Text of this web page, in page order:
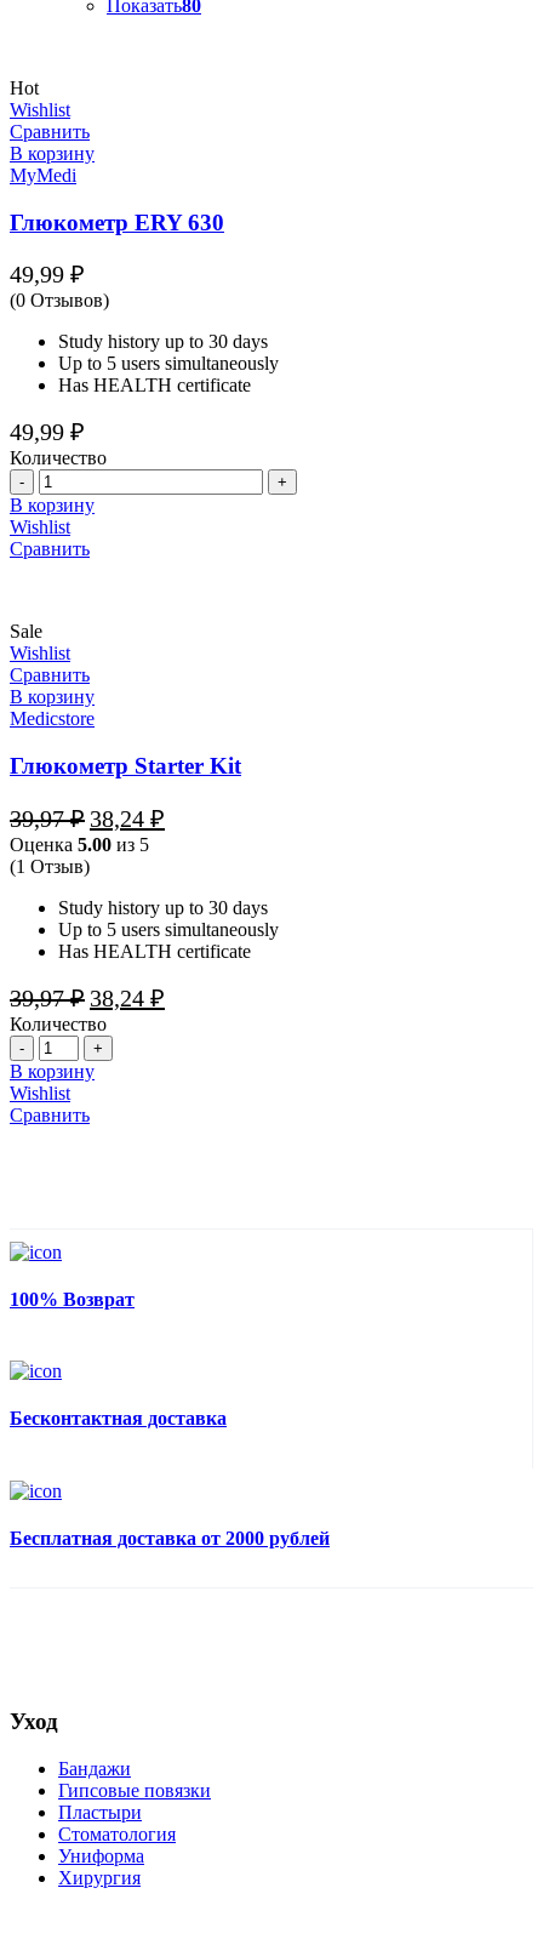
Показать80
Hot
Wishlist
Сравнить
В корзину
MyMedi
Глюкометр ERY 630
49,99 ₽
(0 Отзывов)
Study history up to 30 days
Up to 5 users simultaneously
Has HEALTH certificate
49,99 ₽
Количество
Количество
В корзину
Wishlist
Сравнить
Sale
Wishlist
Сравнить
В корзину
Medicstore
Глюкометр Starter Kit
39,97₽ Первоначальная
цена
составляла
38,24 ₽
цена:
Оценка 5.00 из 5
(1 Отзыв)
Study history up to 30 days
Up to 5 users simultaneously
Has HEALTH certificate
39,97₽ Первоначальная
цена
составляла
39,97 ₽.
38,24 ₽
цена:
Количество
Количество
В корзину
Wishlist
Сравнить
100% Возврат
Бесконтактная доставка
Бесплатная доставка от 2000 рублей
Уход
Бандажи
Гипсовые повязки
Пластыри
Стоматология
Униформа
Хирургия